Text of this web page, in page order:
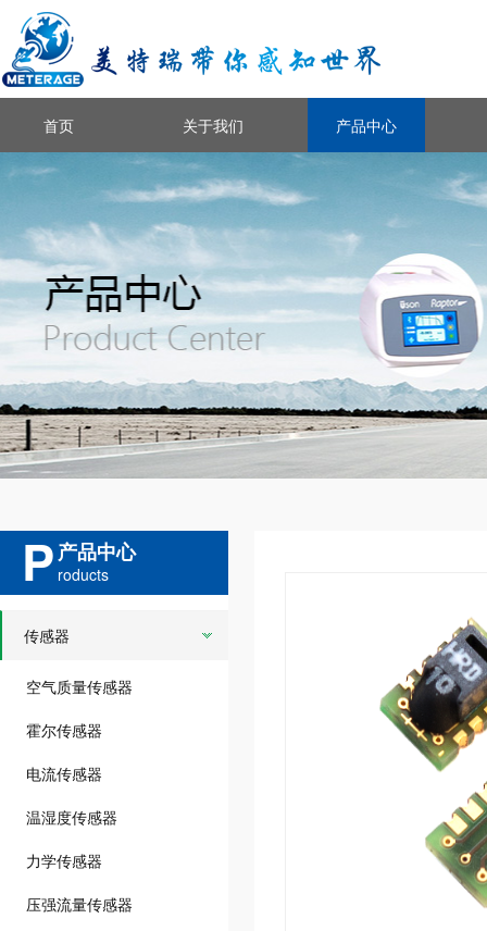
首页 关于我们 产品中心
P产品中心
roducts
传感器
空气质量传感器
霍尔传感器
电流传感器
温湿度传感器
力学传感器
压强流量传感器